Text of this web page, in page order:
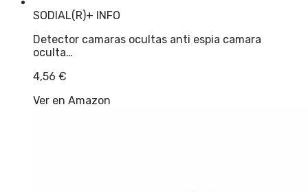
SODIAL(R)+ INFO
Detector camaras ocultas anti espia camara
oculta…
4,56 €
Ver en Amazon